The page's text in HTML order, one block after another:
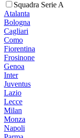
Squadra Serie A
Atalanta
Bologna
Cagliari
Como
Fiorentina
Frosinone
Genoa
Inter
Juventus
Lazio
Lecce
Milan
Monza
Napoli